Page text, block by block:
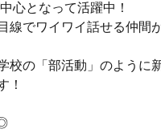
心となって活躍中！
線でワイワイ話せる仲間
校の「部活動」のように
！